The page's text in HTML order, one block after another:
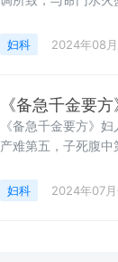
为主，学术上有所创
妇科 2024年08
《备急千金要
《备急千金要方》
产难第五，子死腹
七，补益第十八，
妇科 2024年07